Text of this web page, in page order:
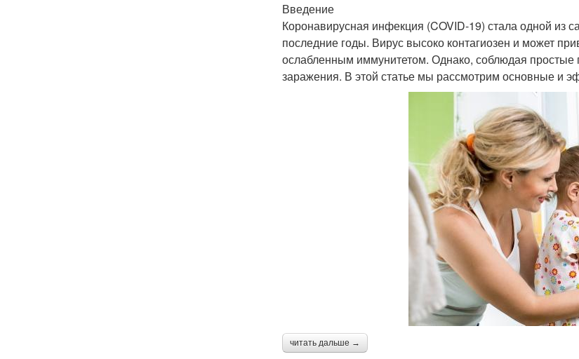
Введение
Коронавирусная инфекция (COVID-19) стала одной из
последние годы. Вирус высоко контагиозен и может
ослабленным иммунитетом. Однако, соблюдая простые
заражения. В этой статье мы рассмотрим основные и
читать дальше →